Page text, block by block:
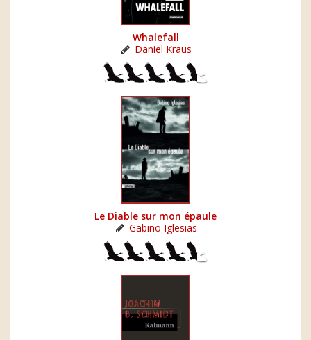
Whalefall
Daniel Kraus
Le Diable sur mon épaule
Gabino Iglesias